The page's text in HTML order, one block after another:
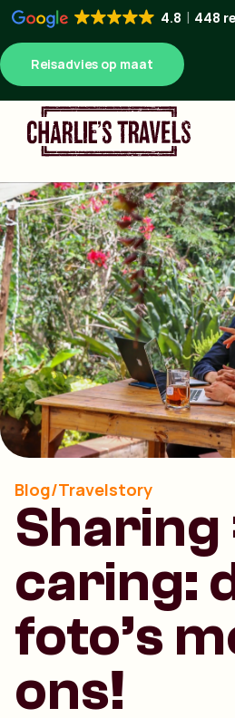
4.8 448
Reisadvies op maat
Blog/Travelstory
Sharing
caring:
foto’s
ons!